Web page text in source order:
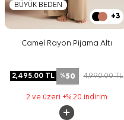
BÜYÜK BEDEN
+3
Camel Rayon Pijama Altı
2,495.00TL %50 4,990.00TL
2 ve üzeri +% 20 indirim